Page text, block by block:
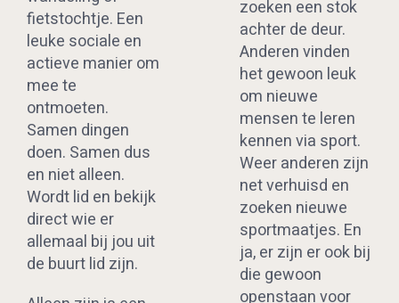
fietstochtje. Een
leuke sociale en
actieve manier om
mee te
ontmoeten.
Samen dingen
doen. Samen dus
en niet alleen.
Wordt lid en bekijk
direct wie er
allemaal bij jou uit
de buurt lid zijn.
zoeken een stok
achter de deur.
Anderen vinden
het gewoon leuk
om nieuwe
mensen te leren
kennen via sport.
Weer anderen zijn
net verhuisd en
zoeken nieuwe
sportmaatjes. En
ja, er zijn er ook bij
die gewoon
openstaan voor